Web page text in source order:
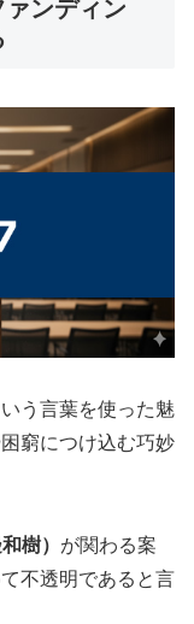
ンディン
いう言葉を使った魅
窮につけ込む巧妙
樹） が関わる案
不透明であると言